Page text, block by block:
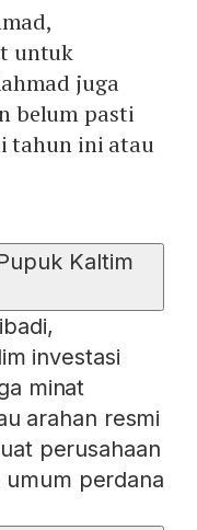
untuk
juga
belum pasti
tahun ini atau
Kaltim
investasi
minat
arahan resmi
perusahaan
perdana